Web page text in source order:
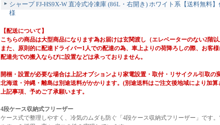
シャープ FJ-HS9X-W 直冷式冷凍庫 (86L・右開き) ホワイト系【送料無料
様
【配送について】
こちらの商品は大型商品になります為お届けは玄関渡し（エレベーターのない2階以
また、原則的に配達ドライバー1人での配達の為、車上よりの荷降ろしの際、お客
配達先での搬入ならびに設置などは承っておりません。
開梱・設置が必要な場合は上記オプションより家電設置・取付・リサイクル引取の
北海道・沖縄・離島は別途送料がかかります。(別途送料はご注文後地域により加
上記事項、予めご了承願います。
4段ケース収納式フリーザー
ケース式で整理しやすく、冷気のムダも防ぐ「4段ケース収納式フリーザー」です